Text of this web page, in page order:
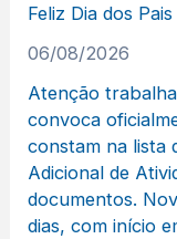
Feliz Dia dos Pais
06/08/2026
Atenção
convoca
constam na lista
Adicional de
documentos.
dias, com início